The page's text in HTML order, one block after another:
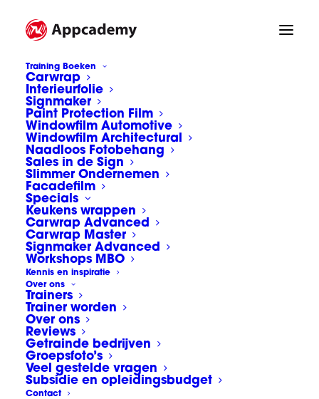
Training Boeken
Carwrap
Interieurfolie
Signmaker
Paint Protection Film
Windowfilm Automotive
Windowfilm Architectural
Naadloos Fotobehang
Sales in de Sign
Slimmer Ondernemen
Facadefilm
Specials
Keukens wrappen
Carwrap Advanced
Carwrap Master
Signmaker Advanced
Workshops MBO
Kennis en inspiratie
Over ons
Trainers
Trainer worden
Over ons
Reviews
Getrainde bedrijven
Groepsfoto’s
Veel gestelde vragen
Subsidie en opleidingsbudget
Contact
Signmaker cursus
Signing is echt een enorm leuk vakgebied.
Met de hoge kwaliteit printers en plotters
van tegenwoordig is bijna alles te realiseren